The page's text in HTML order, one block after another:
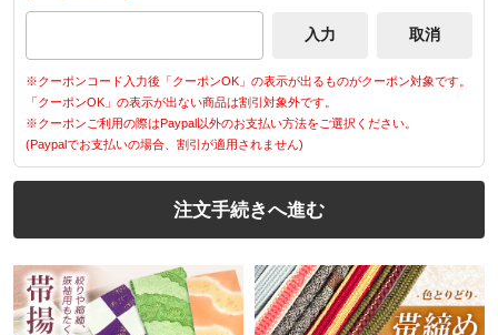
※クーポンコード入力後「クーポンOK」の表示が出るものがクーポン対象です。
「クーポンOK」の表示が出ない商品は割引対象外です。
※クーポンご利用の際はPaypal以外のお支払い方法をご選択ください。
(Paypalでお支払いの場合、割引が適用されません)
注文手続きへ進む